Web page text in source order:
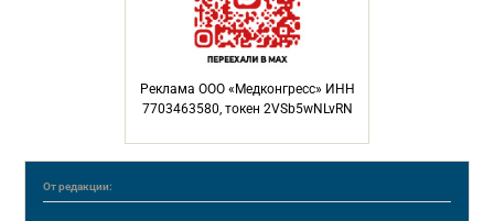
Реклама ООО «Медконгресс» ИНН
7703463580, токен 2VSb5wNLvRN
От редакции: